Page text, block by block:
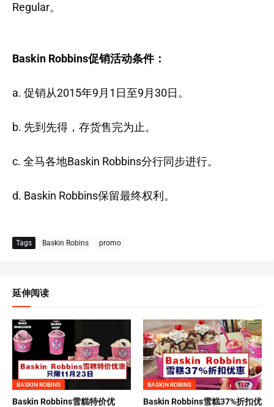
Regular。
Baskin Robbins促销活动条件：
a. 促销从2015年9月1日至9月30日。
b. 先到先得，存货售完为止。
c. 全马各地Baskin Robbins分行同步进行。
d. Baskin Robbins保留最终权利。
Tags Baskin Robins promo
延伸阅读
BASKIN ROBINS
Baskin Robbins雪糕特价优
BASKIN ROBINS
Baskin Robbins雪糕37%折扣优